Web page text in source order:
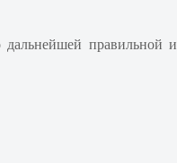
дальнейшей правильной и